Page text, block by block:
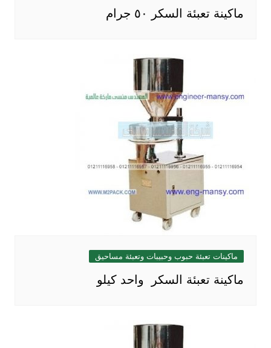
ماكينة تعبئة السكر ٥٠ جرام
ماكينات تعبئة حبوب وحبيبات وتعبئة مساحيق
ماكينة تعبئة السكر واحد كيلو